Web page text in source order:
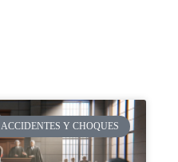
ACCIDENTES Y CHOQUES